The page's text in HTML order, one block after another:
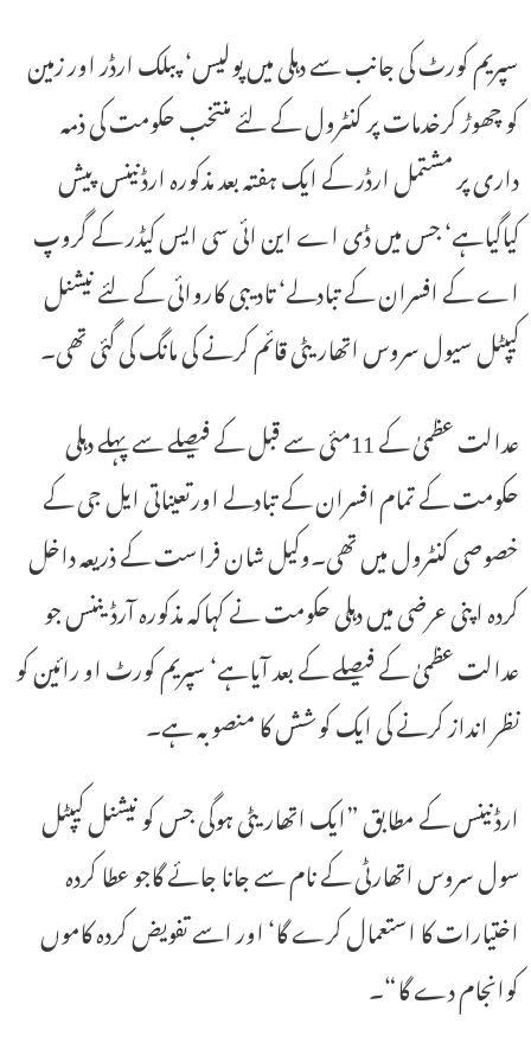
سپریم کورٹ کی جانب سے دہلی میں پولیس‘ پبلک ارڈر اور زمین
کو چھوڑ کرخدمات پر کنٹرول کے لئے منتخب حکومت کی ذمہ
داری پر مشتمل ارڈر کے ایک ہفتہ بعد مذکورہ ارڈنینس پیش
کیاگیاہے‘ جس میں ڈی اے این ائی سی ایس کیڈر کے گروپ
اے کے افسران کے تبادلے‘ تادیبی کاروائی کے لئے نیشنل
کیپٹل سیول سروس اتھاریٹی قائم کرنے کی مانگ کی گئی تھی۔
عدالت عظمیٰ کے 11مئی سے قبل کے فیصلے سے پہلے دہلی
حکومت کے تمام افسران کے تبادلے اورتعیناتی ایل جی کے
خصوصی کنٹرول میں تھی۔وکیل شان فراست کے ذریعہ داخل
کردہ اپنی عرضی میں دہلی حکومت نے کہاکہ مذکورہ آرڈیننس جو
عدالت عظمیٰ کے فیصلے کے بعد آیاہے‘ سپریم کورٹ او رائین کو
نظر انداز کرنے کی ایک کوشش کا منصوبہ ہے۔
ارڈنینس کے مطابق ”ایک اتھاریٹی ہوگی جس کو نیشنل کیپٹل
سول سروس اتھارٹی کے نام سے جانا جائے گاجو عطا کردہ
اختیارات کا استعمال کرے گا‘ اور اسے تفویض کردہ کاموں
کوانجام دے گا“۔